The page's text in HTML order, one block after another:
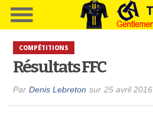
COMPÉTITIONS
Résultats FFC
Par Denis Lebreton sur 25 avril 2016